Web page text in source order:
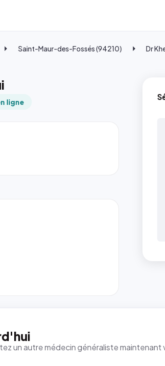
Saint-Maur-des-Fossés (94210) Dr
ligne
un autre médecin généraliste maintenant